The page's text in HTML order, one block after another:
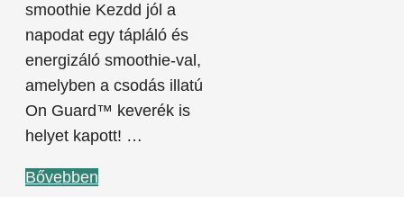
smoothie Kezdd jól a
napodat egy tápláló és
energizáló smoothie-val,
amelyben a csodás illatú
On Guard™ keverék is
helyet kapott! …
Bővebben